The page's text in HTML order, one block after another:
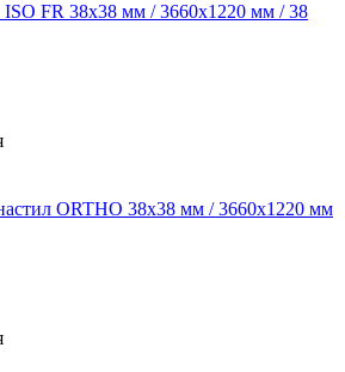
FR 38х38 мм / 3660х1220 мм / 38
ORTHO 38х38 мм / 3660х1220 мм